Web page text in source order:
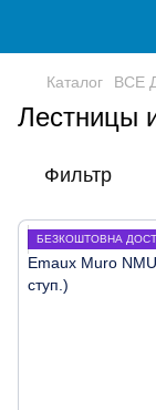
Каталог ВСЕ
Лестницы
Фильтр
БЕЗКОШТОВНА